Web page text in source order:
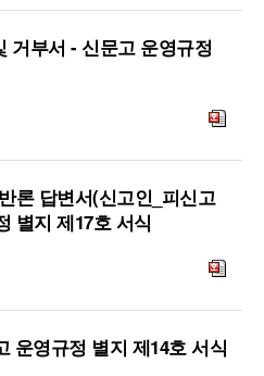
거부서 - 신문고 운영규정
론 답변서(신고인_피신고
별지 제17호 서식
운영규정 별지 제14호 서식